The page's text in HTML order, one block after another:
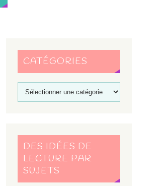
CATÉGORIES
DES IDÉES DE
LECTURE PAR
SUJETS